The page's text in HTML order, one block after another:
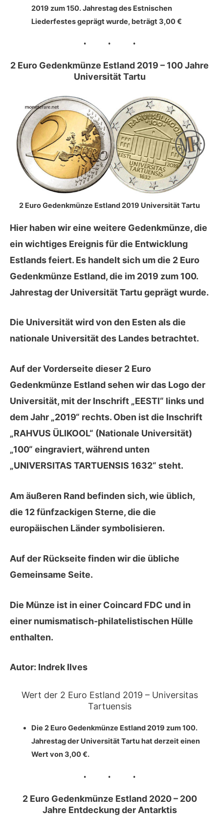
2019 zum 150. Jahrestag des Estnischen
Liederfestesgeprägt wurde, beträgt 3,00 €
2 Euro Gedenkmünze Estland 2019 – 100 Jahre
Universität Tartu
2 Euro Gedenkmünze Estland 2019 Universität Tartu
Hier haben wir eine weitere Gedenkmünze, die
ein wichtiges Ereignis für die Entwicklung
Estlands feiert. Es handelt sich um die 2 Euro
Gedenkmünze Estland, die im 2019 zum 100.
Jahrestag der Universität Tartu geprägt wurde.
Die Universität wird von den Esten als die
nationale Universität des Landes betrachtet.
Auf derVorderseite dieser 2 Euro
Gedenkmünze Estland sehen wir das Logo der
Universität, mit der Inschrift „EESTI“ links und
dem Jahr „2019“ rechts. Oben ist die Inschrift
„RAHVUS ÜLIKOOL“ (Nationale Universität)
„100“ eingraviert, während unten
„UNIVERSITAS TARTUENSIS 1632“ steht.
Am äußeren Rand befinden sich, wie üblich,
die 12 fünfzackigen Sterne, die die
europäischen Länder symbolisieren.
Auf der Rückseite finden wir die übliche
Gemeinsame Seite.
Die Münze ist in einer Coincard FDC und in
einer numismatisch-philatelistischen Hülle
enthalten.
Autor: Indrek Ilves
Wert der 2 Euro Estland 2019 – Universitas
Tartuensis
Die 2 Euro Gedenkmünze Estland 2019 zum 100.
Jahrestag der Universität Tartu hat derzeit einen
Wert von3,00 €.
2 Euro Gedenkmünze Estland 2020 – 200
Jahre Entdeckung der Antarktis